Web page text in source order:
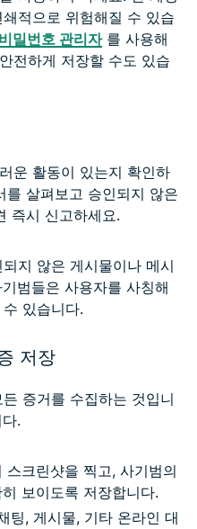
적으로 위험해질 수 있습
비밀번호 관리자를 사용해
전하게 저장할 수도 있습
운 활동이 있는지 확인하
살펴보고 승인되지 않은
즉시 신고하세요.
지 않은 게시물이나 메시
범들은 사용자를 사칭해
있습니다.
저장
증거를 수집하는 것입니
.
크린샷을 찍고, 사기범의
보이도록 저장합니다.
팅, 게시물, 기타 온라인 대